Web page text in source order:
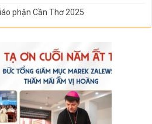
phận Cần Thơ 2025